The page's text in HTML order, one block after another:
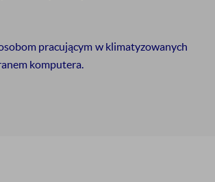
pracującym w klimatyzowanych
komputera.